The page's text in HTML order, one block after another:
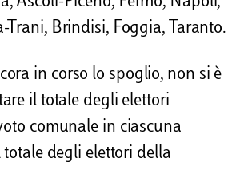
Trani, Brindisi, Foggia, Taranto.
in corso lo spoglio, non si è
il totale degli elettori
comunale in ciascuna
degli elettori della